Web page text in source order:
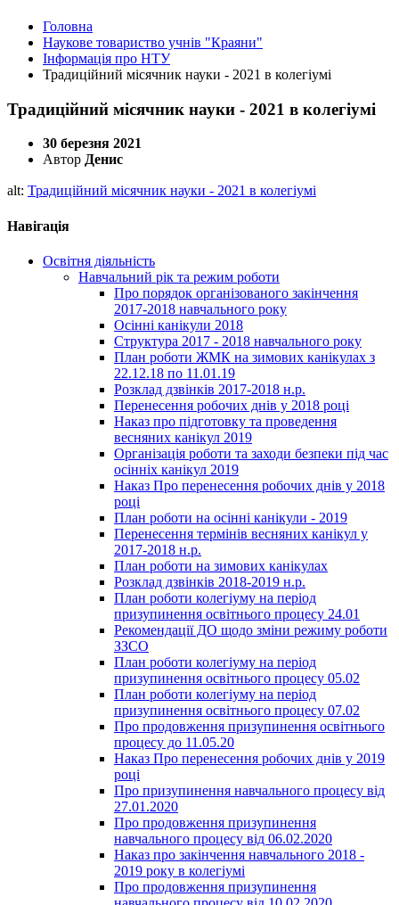
Головна
Наукове товариство учнів "Краяни"
Інформація про НТУ
Традиційний місячник науки - 2021 в колегіумі
Традиційний місячник науки - 2021 в колегіумі
30 березня 2021
Автор Денис
alt: Традиційний місячник науки - 2021 в колегіумі
Навігація
Освітня діяльність
Навчальний рік та режим роботи
Про порядок організованого закінчення
2017-2018 навчального року
Осінні канікули 2018
Структура 2017 - 2018 навчального року
План роботи ЖМК на зимових канікулах з
22.12.18 по 11.01.19
Розклад дзвінків 2017-2018 н.р.
Перенесення робочих днів у 2018 році
Наказ про підготовку та проведення
весняних канікул 2019
Організація роботи та заходи безпеки під час
осінніх канікул 2019
Наказ Про перенесення робочих днів у 2018
році
План роботи на осінні канікули - 2019
Перенесення термінів весняних канікул у
2017-2018 н.р.
План роботи на зимових канікулах
Розклад дзвінків 2018-2019 н.р.
План роботи колегіуму на період
призупинення освітнього процесу 24.01
Рекомендації ДО щодо зміни режиму роботи
ЗЗСО
План роботи колегіуму на період
призупинення освітнього процесу 05.02
План роботи колегіуму на період
призупинення освітнього процесу 07.02
Про продовження призупинення освітнього
процесу до 11.05.20
Наказ Про перенесення робочих днів у 2019
році
Про призупинення навчального процесу від
27.01.2020
Про продовження призупинення
навчального процесу від 06.02.2020
Наказ про закінчення навчального 2018 -
2019 року в колегіумі
Про продовження призупинення